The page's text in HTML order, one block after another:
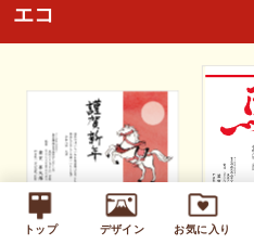
トップ デザイン お気に入り
エコ